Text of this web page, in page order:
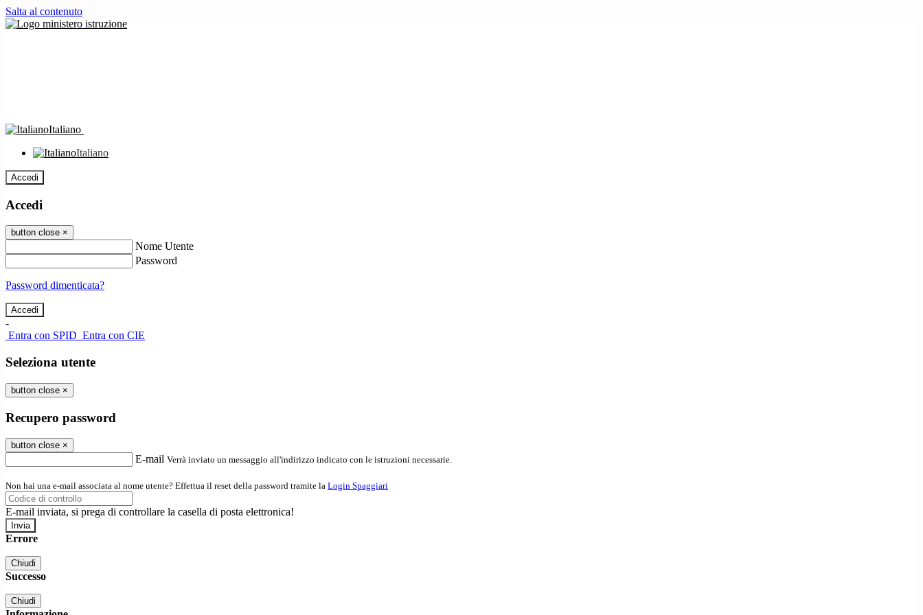
Salta al contenuto
Italiano
Italiano
Accedi
Accedi
button close ×
Nome Utente
Password
Password dimenticata?
-
Entra con SPID Entra con CIE
Seleziona utente
button close ×
Recupero password
button close ×
E-mail Verrà inviato un messaggio all'indirizzo indicato con le istruzioni necessarie.
Non hai una e-mail associata al nome utente? Effettua il reset della password tramite la Login Spaggiari
E-mail inviata, si prega di controllare la casella di posta elettronica!
Errore
Chiudi
Successo
Chiudi